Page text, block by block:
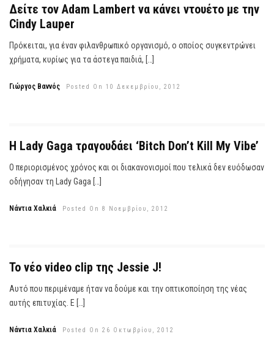
Δείτε τον Adam Lambert να κάνει ντουέτο με την
Cindy Lauper
Πρόκειται, για έναν φιλανθρωπικό οργανισμό, ο οποίος συγκεντρώνει
χρήματα, κυρίως για τα άστεγα παιδιά, […]
Γιώργος Βαννός Posted On 10 Δεκεμβρίου, 2012
Η Lady Gaga τραγουδάει ‘Bitch Don’t Kill My Vibe’
Ο περιορισμένος χρόνος και οι διακανονισμοί που τελικά δεν ευόδωσαν
οδήγησαν τη Lady Gaga […]
Νάντια Χαλκιά Posted On 8 Νοεμβρίου, 2012
Το νέο video clip της Jessie J!
Αυτό που περιμέναμε ήταν να δούμε και την οπτικοποίηση της νέας
αυτής επιτυχίας. Ε […]
Νάντια Χαλκιά Posted On 26 Οκτωβρίου, 2012